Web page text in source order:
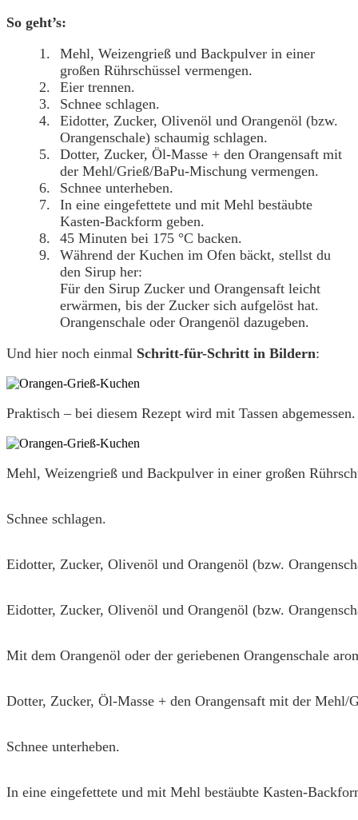
So geht’s:
Mehl, Weizengrieß und Backpulver in einer
großen Rührschüssel vermengen.
Eier trennen.
Schnee schlagen.
Eidotter, Zucker, Olivenöl und Orangenöl (bzw.
Orangenschale) schaumig schlagen.
Dotter, Zucker, Öl-Masse + den Orangensaft mit
der Mehl/Grieß/BaPu-Mischung vermengen.
Schnee unterheben.
In eine eingefettete und mit Mehl bestäubte
Kasten-Backform geben.
45 Minuten bei 175 °C backen.
Während der Kuchen im Ofen bäckt, stellst du
den Sirup her:
Für den Sirup Zucker und Orangensaft leicht
erwärmen, bis der Zucker sich aufgelöst hat.
Orangenschale oder Orangenöl dazugeben.
Und hier noch einmal Schritt-für-Schritt in Bildern:
Praktisch – bei diesem Rezept wird mit Tassen abgemessen.
Mehl, Weizengrieß und Backpulver in einer großen
Schnee schlagen.
Eidotter, Zucker, Olivenöl und Orangenöl (bzw.
Eidotter, Zucker, Olivenöl und Orangenöl (bzw.
Mit dem Orangenöl oder der geriebenen Orangenschale
Dotter, Zucker, Öl-Masse + den Orangensaft mit der Mehl/
Schnee unterheben.
In eine eingefettete und mit Mehl bestäubte Kasten-